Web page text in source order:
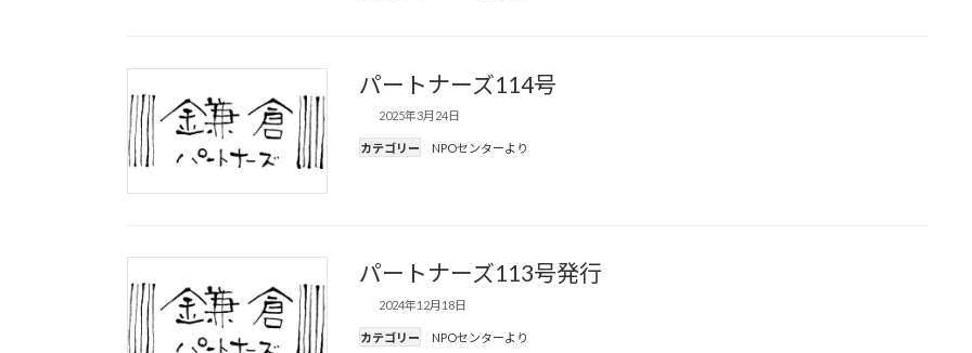
パートナーズ114号
2025年3月24日
カテゴリー NPOセンターより
パートナーズ113号発行
2024年12月18日
カテゴリー NPOセンターより